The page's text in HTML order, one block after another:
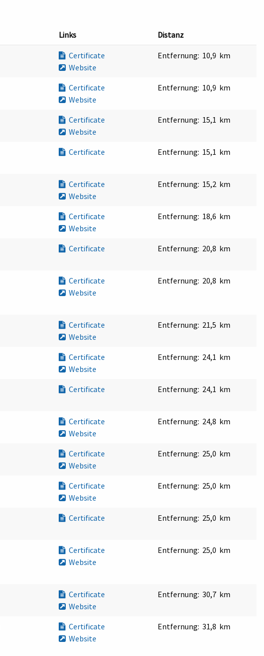
Links Distanz
Certificate
Website
Entfernung: 10,9 km
Certificate
Website
Entfernung: 10,9 km
Certificate
Website
Entfernung: 15,1 km
Certificate Entfernung: 15,1 km
Certificate
Website
Entfernung: 15,2 km
Certificate
Website
Entfernung: 18,6 km
Certificate Entfernung: 20,8 km
Certificate
Website
Entfernung: 20,8 km
Certificate
Website
Entfernung: 21,5 km
Certificate
Website
Entfernung: 24,1 km
Certificate Entfernung: 24,1 km
Certificate
Website
Entfernung: 24,8 km
Certificate
Website
Entfernung: 25,0 km
Certificate
Website
Entfernung: 25,0 km
Certificate Entfernung: 25,0 km
Certificate
Website
Entfernung: 25,0 km
Certificate
Website
Entfernung: 30,7 km
Certificate
Website
Entfernung: 31,8 km